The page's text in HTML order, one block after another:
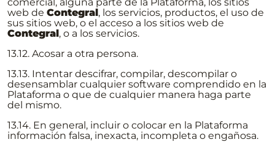
web de Contegral, los servicios, productos, el uso de
sus sitios web, o el acceso a los sitios web de
Contegral, o a los servicios.
13.12. Acosar a otra persona.
13.13. Intentar descifrar, compilar, descompilar o
desensamblar cualquier software comprendido en la
Plataforma o que de cualquier manera haga parte
del mismo.
13.14. En general, incluir o colocar en la Plataforma
información falsa, inexacta, incompleta o engañosa.